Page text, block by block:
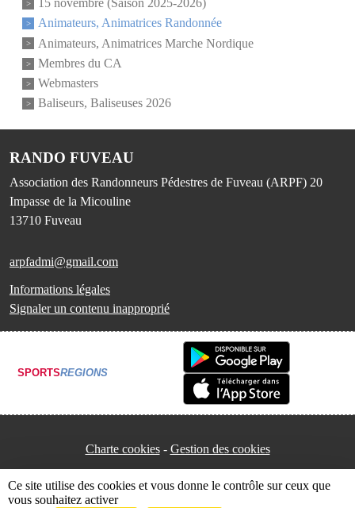
15 novembre (Saison 2025-2026)
Animateurs, Animatrices Randonnée
Animateurs, Animatrices Marche Nordique
Membres du CA
Webmasters
Baliseurs, Baliseuses 2026
RANDO FUVEAU
Association des Randonneurs Pédestres de Fuveau (ARPF) 20
Impasse de la Micouline
13710 Fuveau
arpfadmi@gmail.com
Informations légales
Signaler un contenu inapproprié
SPORTSREGIONS
Charte cookies Gestion des cookies
Ce site utilise des cookies et vous donne le contrôle sur ceux que
vous souhaitez activer